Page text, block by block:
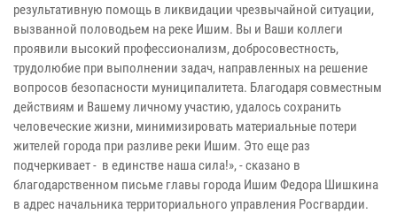
результативную помощь в ликвидации чрезвычайной ситуации,
вызванной половодьем на реке Ишим. Вы и Ваши коллеги
проявили высокий профессионализм, добросовестность,
трудолюбие при выполнении задач, направленных на решение
вопросов безопасности муниципалитета. Благодаря совместным
действиям и Вашему личному участию, удалось сохранить
человеческие жизни, минимизировать материальные потери
жителей города при разливе реки Ишим. Это еще раз
подчеркивает - в единстве наша сила!», - сказано в
благодарственном письме главы города Ишим Федора Шишкина
в адрес начальника территориального управления Росгвардии.